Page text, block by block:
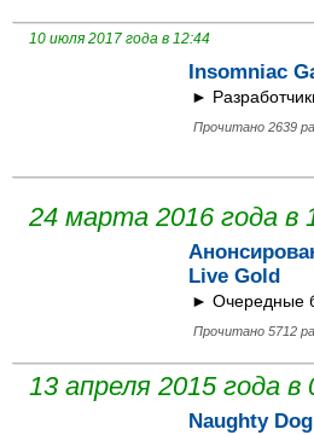
10 июля 2017 года в 12:44
Insomniac
►
Прочитано 2639
24 марта 2016 года в
Live Gold
► Очередные
Прочитано 5712
13 апреля 2015 года в
Naughty